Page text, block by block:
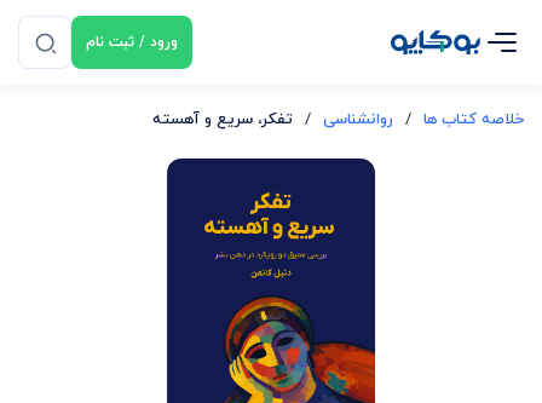
ورود / ثبت نام
خلاصه کتاب ها / روانشناسی / تفکر، سریع و آهسته